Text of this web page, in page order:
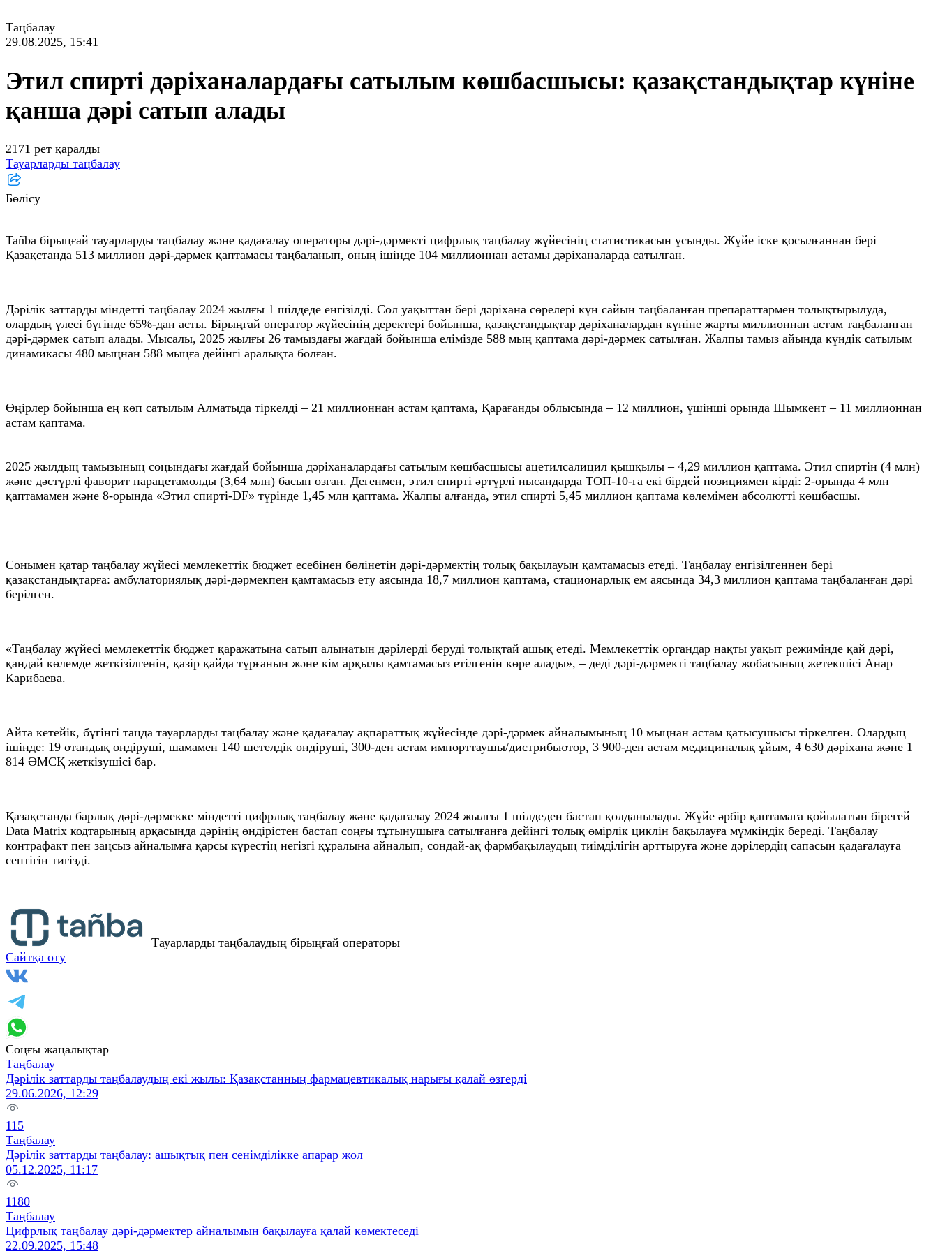
Таңбалау
29.08.2025, 15:41
Этил спирті дәріханалардағы сатылым көшбасшысы: қазақстандықтар күніне
қанша дәрі сатып алады
2171 рет қаралды
Тауарларды таңбалау
Бөлісу
Tañba бірыңғай тауарларды таңбалау және қадағалау операторы дәрі-дәрмекті цифрлық таңбалау жүйесінің статистикасын ұсынды. Жүйе іске қосылғаннан бері
Қазақстанда 513 миллион дәрі-дәрмек қаптамасы таңбаланып, оның ішінде 104 миллионнан астамы дәріханаларда сатылған.
Дәрілік заттарды міндетті таңбалау 2024 жылғы 1 шілдеде енгізілді. Сол уақыттан бері дәріхана сөрелері күн сайын таңбаланған препараттармен толықтырылуда,
олардың үлесі бүгінде 65%-дан асты. Бірыңғай оператор жүйесінің деректері бойынша, қазақстандықтар дәріханалардан күніне жарты миллионнан астам таңбаланған
дәрі-дәрмек сатып алады. Мысалы, 2025 жылғы 26 тамыздағы жағдай бойынша елімізде 588 мың қаптама дәрі-дәрмек сатылған. Жалпы тамыз айында күндік сатылым
динамикасы 480 мыңнан 588 мыңға дейінгі аралықта болған.
Өңірлер бойынша ең көп сатылым Алматыда тіркелді – 21 миллионнан астам қаптама, Қарағанды облысында – 12 миллион, үшінші орында Шымкент – 11 миллионнан
астам қаптама.
2025 жылдың тамызының соңындағы жағдай бойынша дәріханалардағы сатылым көшбасшысы ацетилсалицил қышқылы – 4,29 миллион қаптама. Этил спиртін (4 млн)
және дәстүрлі фаворит парацетамолды (3,64 млн) басып озған. Дегенмен, этил спирті әртүрлі нысандарда ТОП-10-ға екі бірдей позициямен кірді: 2-орында 4 млн
қаптамамен және 8-орында «Этил спирті-DF» түрінде 1,45 млн қаптама. Жалпы алғанда, этил спирті 5,45 миллион қаптама көлемімен абсолютті көшбасшы.
Сонымен қатар таңбалау жүйесі мемлекеттік бюджет есебінен бөлінетін дәрі-дәрмектің толық бақылауын қамтамасыз етеді. Таңбалау енгізілгеннен бері
қазақстандықтарға: амбулаториялық дәрі-дәрмекпен қамтамасыз ету аясында 18,7 миллион қаптама, стационарлық ем аясында 34,3 миллион қаптама таңбаланған дәрі
берілген.
«Таңбалау жүйесі мемлекеттік бюджет қаражатына сатып алынатын дәрілерді беруді толықтай ашық етеді. Мемлекеттік органдар нақты уақыт режимінде қай дәрі,
қандай көлемде жеткізілгенін, қазір қайда тұрғанын және кім арқылы қамтамасыз етілгенін көре алады», – деді дәрі-дәрмекті таңбалау жобасының жетекшісі Анар
Карибаева.
Айта кетейік, бүгінгі таңда тауарларды таңбалау және қадағалау ақпараттық жүйесінде дәрі-дәрмек айналымының 10 мыңнан астам қатысушысы тіркелген. Олардың
ішінде: 19 отандық өндіруші, шамамен 140 шетелдік өндіруші, 300-ден астам импорттаушы/дистрибьютор, 3 900-ден астам медициналық ұйым, 4 630 дәріхана және 1
814 ӘМСҚ жеткізушісі бар.
Қазақстанда барлық дәрі-дәрмекке міндетті цифрлық таңбалау және қадағалау 2024 жылғы 1 шілдеден бастап қолданылады. Жүйе әрбір қаптамаға қойылатын бірегей
Data Matrix кодтарының арқасында дәрінің өндірістен бастап соңғы тұтынушыға сатылғанға дейінгі толық өмірлік циклін бақылауға мүмкіндік береді. Таңбалау
контрафакт пен заңсыз айналымға қарсы күрестің негізгі құралына айналып, сондай-ақ фармбақылаудың тиімділігін арттыруға және дәрілердің сапасын қадағалауға
септігін тигізді.
Тауарларды таңбалаудың бірыңғай операторы
Сайтқа өту
Соңғы жаңалықтар
Таңбалау
Дәрілік заттарды таңбалаудың екі жылы: Қазақстанның фармацевтикалық нарығы қалай өзгерді
29.06.2026, 12:29
115
Таңбалау
Дәрілік заттарды таңбалау: ашықтық пен сенімділікке апарар жол
05.12.2025, 11:17
1180
Таңбалау
Цифрлық таңбалау дәрі-дәрмектер айналымын бақылауға қалай көмектеседі
22.09.2025, 15:48